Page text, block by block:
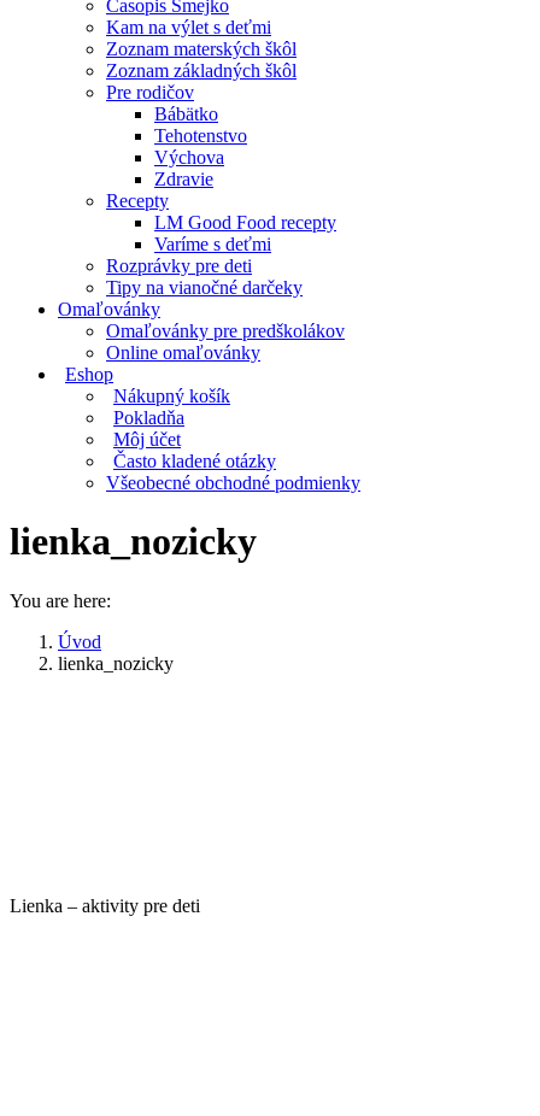
Časopis Smejko
Kam na výlet s deťmi
Zoznam materských škôl
Zoznam základných škôl
Pre rodičov
Bábätko
Tehotenstvo
Výchova
Zdravie
Recepty
LM Good Food recepty
Varíme s deťmi
Rozprávky pre deti
Tipy na vianočné darčeky
Omaľovánky
Omaľovánky pre predškolákov
Online omaľovánky
Eshop
Nákupný košík
Pokladňa
Môj účet
Často kladené otázky
Všeobecné obchodné podmienky
lienka_nozicky
You are here:
Úvod
lienka_nozicky
Lienka – aktivity pre deti